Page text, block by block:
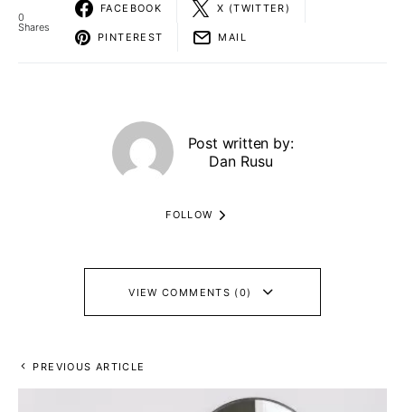
0
Shares
FACEBOOK X (TWITTER)
PINTEREST MAIL
Post written by:
Dan Rusu
FOLLOW
VIEW COMMENTS (0)
PREVIOUS ARTICLE